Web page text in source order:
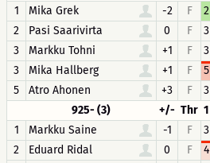
1
Mika Grek -2 F 2
2
Pasi Saarivirta 0 F 3
3
Markku Tohni +1 F 3
3
Mika Hallberg +1 F 5
5
Atro Ahonen +3 F 3
925- (3)
+/- Thr 1
1
Markku Saine -1 F 3
2
Eduard Ridal 0 F 4